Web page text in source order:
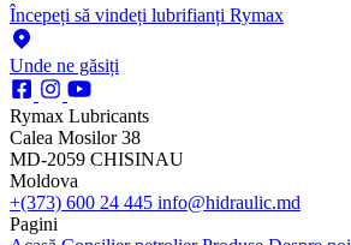
Începeți să vindeți lubrifianți Rymax
Unde ne găsiți
Rymax Lubricants
Calea Mosilor 38
MD-2059 CHISINAU
Moldova
+(373) 600 24 445 info@hidraulic.md
Pagini